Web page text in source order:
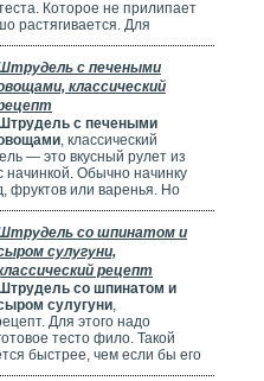
Которое не прилипает
растягивается. Для
стебли ревеня. Они
кислый вкус и приятный
штрудель сочным и
добавить в начинку
или грушу. Если
посыпьте их ложкой
с печеными
классический
Штрудель с печеными
, классический
— это вкусный рулет из
начинкой. Обычно начинку
фруктов или варенья. Но
и солёные начинки с
мясом или овощами. В этом
готовится из печёных
сладкого перца, зелени и
от времени года,
добавить баклажаны, сыр,
или даже свёклу. Если
с тестом, можно взять
тесто или тесто фило.
со шпинатом и
сулугуни,
рецепт
Штрудель со шпинатом и
сулугуни,
Для этого надо
тесто фило. Такой
быстрее, чем если бы его
теста. Чтобы корочка